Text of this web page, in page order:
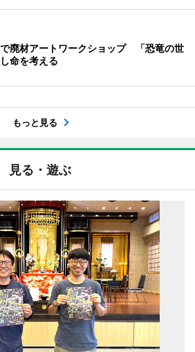
廃材アートワークショップ 「恐竜の世
命を考える
もっと見る
見る・遊ぶ